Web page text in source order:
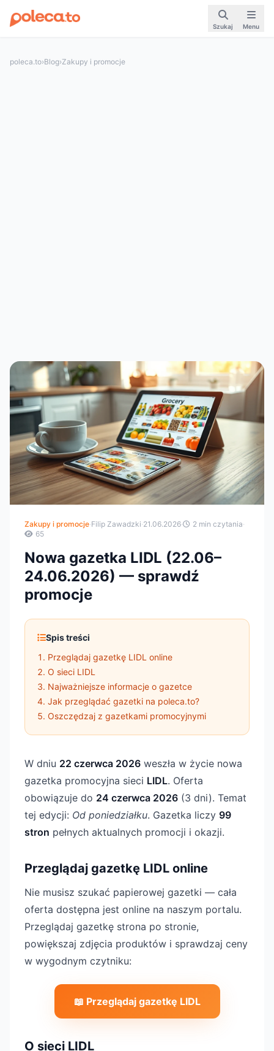
Szukaj Menu
poleca.to›Blog›Zakupy i promocje
Zakupy i promocje·Filip Zawadzki·21.06.2026· 2 min czytania·
65
Nowa gazetka LIDL (22.06–
24.06.2026) — sprawdź
promocje
Spis treści
Przeglądaj gazetkę LIDL online
O sieci LIDL
Najważniejsze informacje o gazetce
Jak przeglądać gazetki na poleca.to?
Oszczędzaj z gazetkami promocyjnymi
W dniu 22 czerwca 2026 weszła w życie nowa
gazetka promocyjna sieci LIDL. Oferta
obowiązuje do 24 czerwca 2026 (3 dni). Temat
tej edycji: Od poniedziałku. Gazetka liczy 99
stron pełnych aktualnych promocji i okazji.
Przeglądaj gazetkę LIDL online
Nie musisz szukać papierowej gazetki — cała
oferta dostępna jest online na naszym portalu.
Przeglądaj gazetkę strona po stronie,
powiększaj zdjęcia produktów i sprawdzaj ceny
w wygodnym czytniku:
📖 Przeglądaj gazetkę LIDL
O sieci LIDL